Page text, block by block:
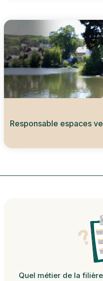
Responsable espaces
Quel métier de la